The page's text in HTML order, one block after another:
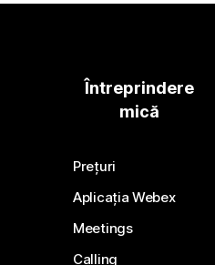
Întreprindere
mică
Prețuri
Aplicația Webex
Meetings
Calling